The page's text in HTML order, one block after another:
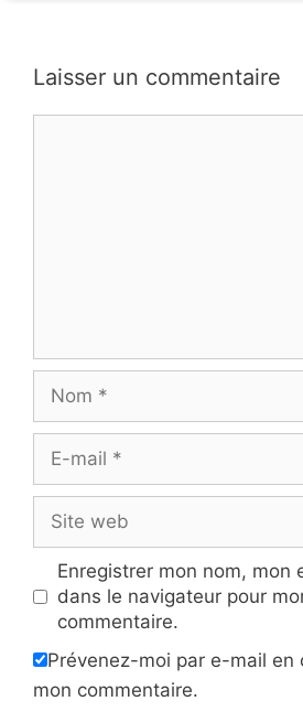
Laisser un commentaire
mail
web
Enregistrer mon nom, mon
dans le navigateur pour
commentaire.
Prévenez-moi par e-mail en
mon commentaire.